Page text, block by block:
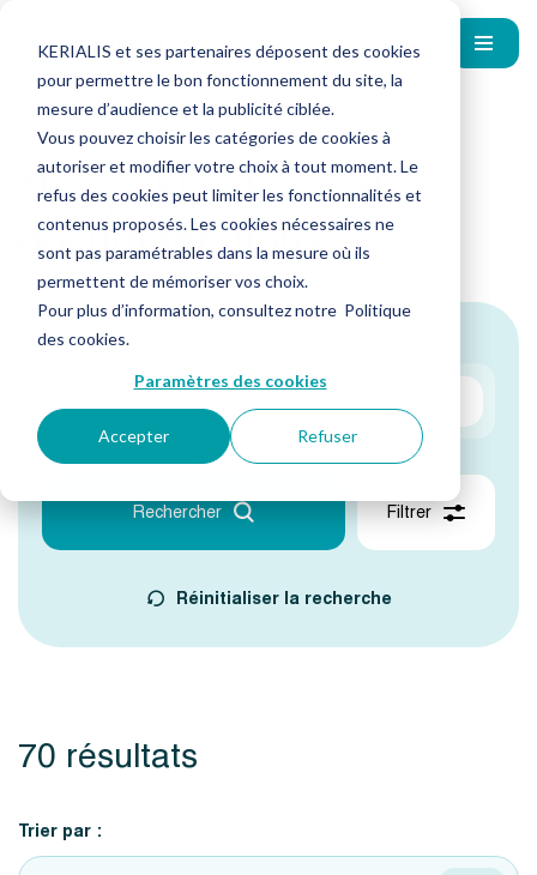
KERIALIS et ses partenaires déposent des cookies
pour permettre le bon fonctionnement du site, la
mesure d’audience et la publicité ciblée.
Vous pouvez choisir les catégories de cookies à
autoriser et modifier votre choix à tout moment. Le
refus des cookies peut limiter les fonctionnalités et
contenus proposés. Les cookies nécessaires ne
sont pas paramétrables dans la mesure où ils
permettent de mémoriser vos choix.
Pour plus d’information, consultez notre Politique
des cookies.
Paramètres des cookies
Accepter Refuser
Nos publications et
documentations
Recherche
Rechercher Filtrer
Réinitialiser la recherche
70 résultats
Trier par :